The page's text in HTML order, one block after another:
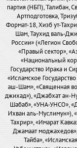
партия (НБП), Талибан,
Артподготовка,
Формат-18, Хизб ут-
Шам, Таухид валь-
России» («Легион
«Правый сектор»,
«Национальный
Государство Ирака и
«Исламское
аш-Шам», «Священная
джихад»), «Джабхат ан-
Шабаб», «УНА-УНСО»,
Ихван аль-Муслимун»),
Тахрир», «Имарат
Джамаат
Тайба»,